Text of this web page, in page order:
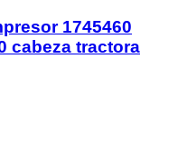
1745460
cabeza tractora